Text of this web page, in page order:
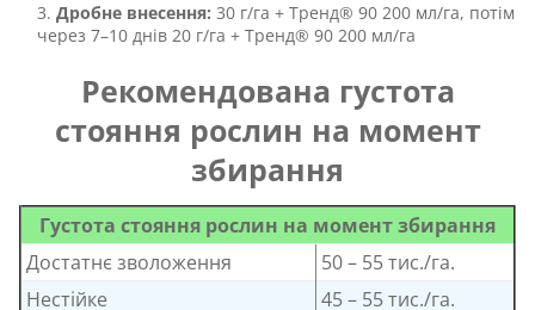
Дробне внесення: 30 г/га + Тренд® 90 200 мл/га, потім
через 7–10 днів 20 г/га + Тренд® 90 200 мл/га
Рекомендована густота
стояння рослин на момент
збирання
Густота стояння рослин на момент збирання
Достатнє зволоження
50 – 55 тис./га.
Нестійке
45 – 55 тис./га.